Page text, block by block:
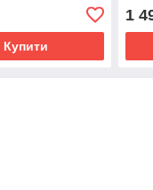
Купити
1